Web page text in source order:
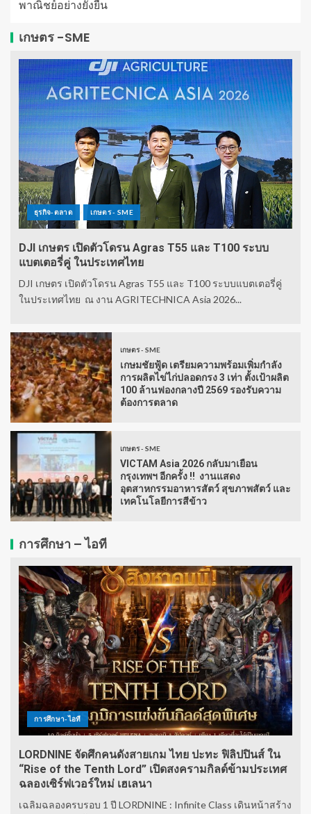
พาณิชย์อย่างยั่งยืน
เกษตร -SME
ธุรกิจ-ตลาด เกษตร - SME
DJI เกษตร เปิดตัวโดรน Agras T55 และ T100 ระบบ
แบตเตอรี่คู่ ในประเทศไทย
DJI เกษตร เปิดตัวโดรน Agras T55 และ T100 ระบบแบตเตอรี่คู่
ในประเทศไทย ณ งาน AGRITECHNICA Asia 2026...
เกษตร - SME
เกษมชัยฟู้ด เตรียมความพร้อมเพิ่มกำลัง
การผลิตไข่ไก่ปลอดกรง 3 เท่า ตั้งเป้าผลิต
100 ล้านฟองกลางปี 2569 รองรับความ
ต้องการตลาด
เกษตร - SME
VICTAM Asia 2026 กลับมาเยือน
กรุงเทพฯ อีกครั้ง !! งานแสดง
อุตสาหกรรมอาหารสัตว์ สุขภาพสัตว์ และ
เทคโนโลยีการสีข้าว
การศึกษา – ไอที
การศึกษา-ไอที
LORDNINE จัดศึกคนดังสายเกม ไทย ปะทะ ฟิลิปปินส์ ใน
“Rise of the Tenth Lord” เปิดสงครามกิลด์ข้ามประเทศ
ฉลองเซิร์ฟเวอร์ใหม่ เฮเลนา
เฉลิมฉลองครบรอบ 1 ปี LORDNINE : Infinite Class เดินหน้าสร้าง